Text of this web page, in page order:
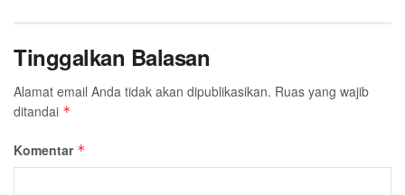
Tinggalkan Balasan
Alamat email Anda tidak akan dipublikasikan. Ruas yang wajib
ditandai *
Komentar *